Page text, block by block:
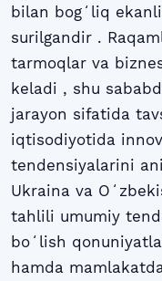
bilan bogʻliq
surilgandir .
tarmoqlar va
keladi , shu
jarayon sifatida
iqtisodiyotida
tendensiyalarini
Ukraina va
tahlili umumiy
boʻlish
hamda